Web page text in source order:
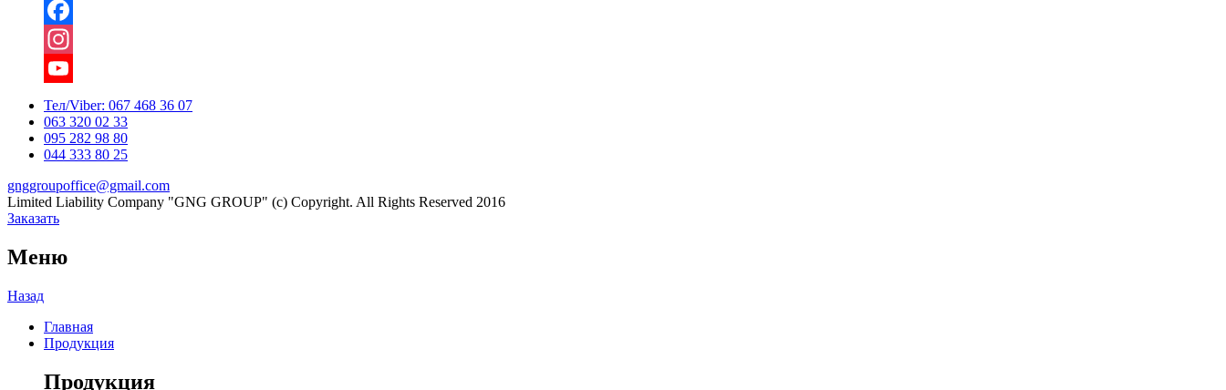
Facebook
Instagram
YouTube
Channel
Тел/Viber: 067 468 36 07
063 320 02 33
095 282 98 80
044 333 80 25
gnggroupoffice@gmail.com
Limited Liability Company "GNG GROUP" (c) Copyright. All Rights Reserved 2016
Заказать
Меню
Назад
Главная
Продукция
Продукция